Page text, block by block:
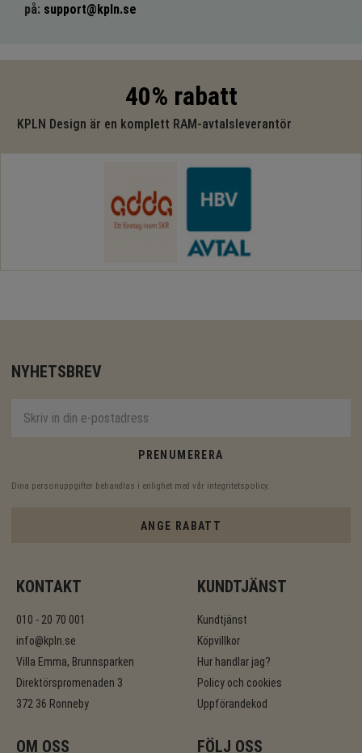
på: support@kpln.se
40% rabatt
KPLN Design är en komplett RAM-avtalsleverantör
NYHETSBREV
PRENUMERERA
Dina personuppgifter behandlas i enlighet med vår integritetspolicy
ANGE RABATT
KONTAKT
010 - 20 70 001
info@kpln.se
Villa Emma, Brunnsparken
Direktörspromenaden 3
372 36 Ronneby
KUNDTJÄNST
Kundtjänst
Köpvillkor
Hur handlar jag?
Policy och cookies
Uppförandekod
OM OSS FÖLJ OSS